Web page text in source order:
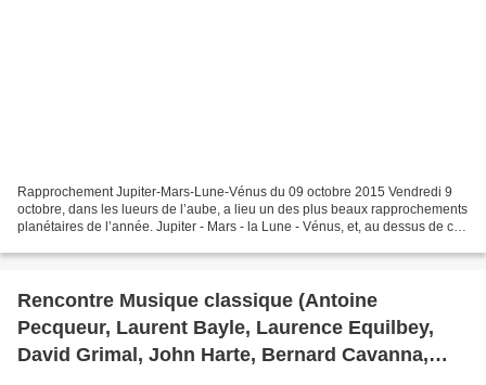
Rapprochement Jupiter-Mars-Lune-Vénus du 09 octobre 2015 Vendredi 9
octobre, dans les lueurs de l’aube, a lieu un des plus beaux rapprochements
planétaires de l’année. Jupiter - Mars - la Lune - Vénus, et, au dessus de cet
Rencontre Musique classique (Antoine
Pecqueur, Laurent Bayle, Laurence Equilbey,
David Grimal, John Harte, Bernard Cavanna,